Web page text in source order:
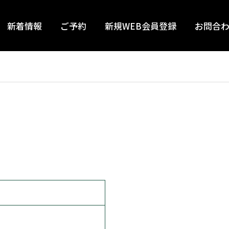
新着情報 ご予約 新規WEB会員登録 お問合